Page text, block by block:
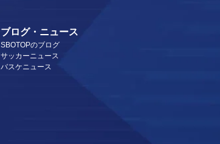
ブログ・ニュース
SBOTOPのブログ
サッカーニュース
バスケニュース